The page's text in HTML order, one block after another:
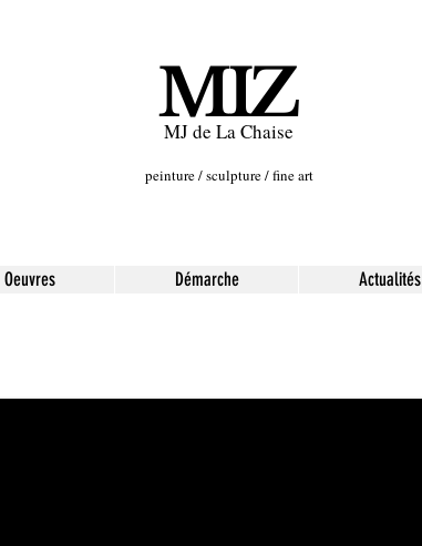
MJ de La Chaise
peinture / sculpture / fine art
MIZ
Oeuvres Démarche Actualités